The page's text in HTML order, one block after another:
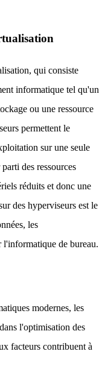
qui consiste
informatique tel qu'un
ou une ressource
permettent le
sur une seule
des ressources
réduits et donc une
des hyperviseurs est le
les
l'informatique de bureau.
modernes, les
l'optimisation des
facteurs contribuent à